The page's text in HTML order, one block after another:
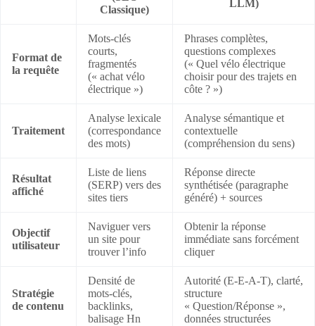
Classique)
LLM)
Format de
la requête
Mots-clés
courts,
fragmentés
(« achat vélo
électrique »)
Phrases complètes,
questions complexes
(« Quel vélo électrique
choisir pour des trajets en
côte ? »)
Traitement
Analyse lexicale
(correspondance
des mots)
Analyse sémantique et
contextuelle
(compréhension du sens)
Résultat
affiché
Liste de liens
(SERP) vers des
sites tiers
Réponse directe
synthétisée (paragraphe
généré) + sources
Objectif
utilisateur
Naviguer vers
un site pour
trouver l’info
Obtenir la réponse
immédiate sans forcément
cliquer
Stratégie
de contenu
Densité de
mots-clés,
backlinks,
balisage Hn
Autorité (E-E-A-T), clarté,
structure
« Question/Réponse »,
données structurées